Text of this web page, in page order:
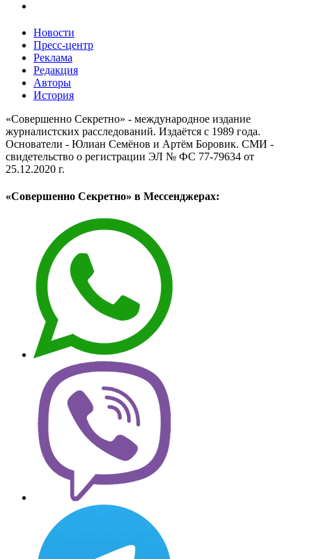
Новости
Пресс-центр
Реклама
Редакция
Авторы
История
«Совершенно Секретно» - международное издание
журналистских расследований. Издаётся с 1989 года.
Основатели - Юлиан Семёнов и Артём Боровик. CМИ -
свидетельство о регистрации ЭЛ № ФС 77-79634 от
25.12.2020 г.
«Совершенно Секретно» в Мессенджерах: